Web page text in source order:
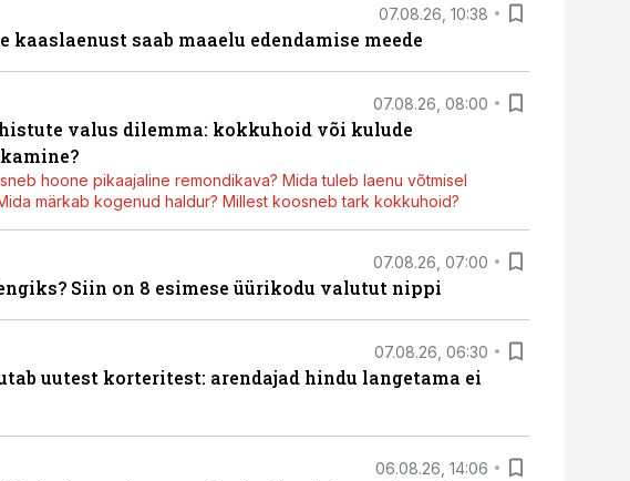
07.08.26, 10:38
kaaslaenust saab maaelu edendamise meede
07.08.26, 08:00
valus dilemma: kokkuhoid või kulude
hoone pikaajaline remondikava? Mida tuleb laenu võtmisel
märkab kogenud haldur? Millest koosneb tark kokkuhoid?
07.08.26, 07:00
Siin on 8 esimese üürikodu valutut nippi
07.08.26, 06:30
uutest korteritest: arendajad hindu langetama ei
06.08.26, 14:06